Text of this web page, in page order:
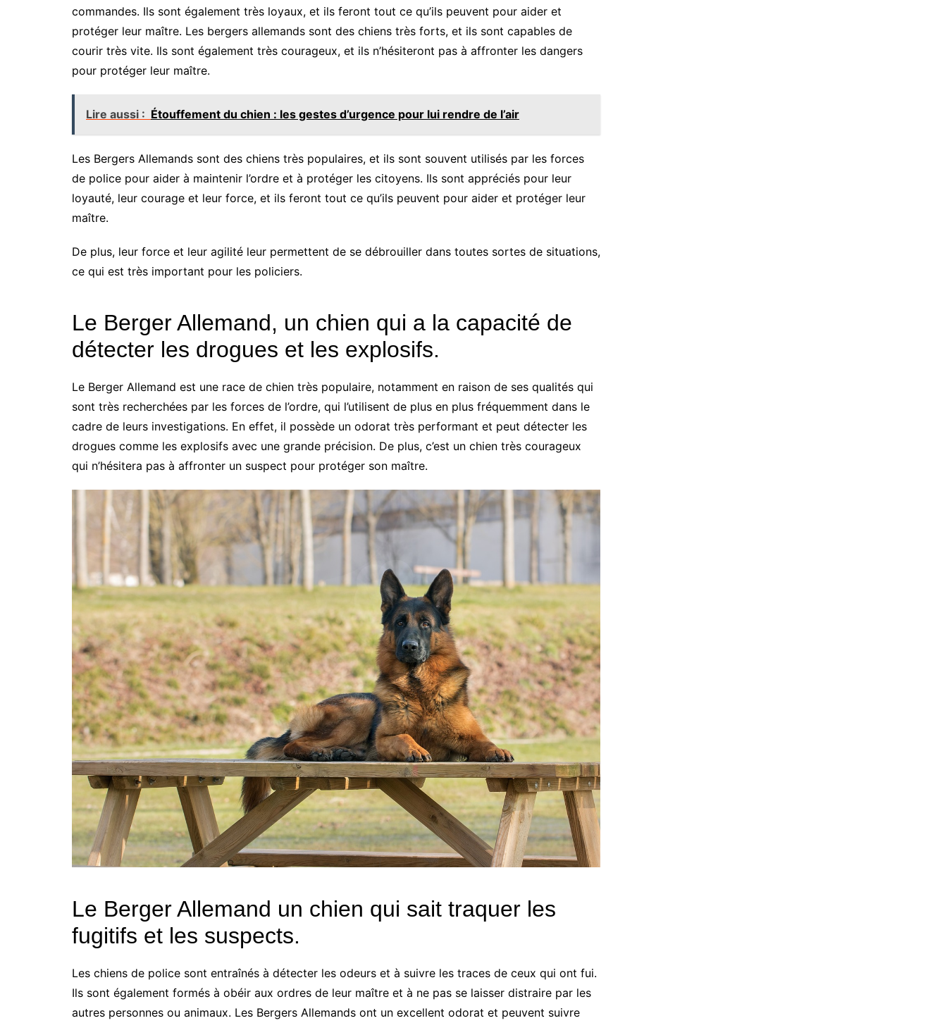
commandes. Ils sont également très loyaux, et ils feront tout ce qu’ils peuvent pour aider et
protéger leur maître. Les bergers allemands sont des chiens très forts, et ils sont capables de
courir très vite. Ils sont également très courageux, et ils n’hésiteront pas à affronter les dangers
pour protéger leur maître.
Lire aussi : Étouffement du chien : les gestes d’urgence pour lui rendre de l’air
Les Bergers Allemands sont des chiens très populaires, et ils sont souvent utilisés par les forces
de police pour aider à maintenir l’ordre et à protéger les citoyens. Ils sont appréciés pour leur
loyauté, leur courage et leur force, et ils feront tout ce qu’ils peuvent pour aider et protéger leur
maître.
De plus, leur force et leur agilité leur permettent de se débrouiller dans toutes sortes de situations,
ce qui est très important pour les policiers.
Le Berger Allemand, un chien qui a la capacité de
détecter les drogues et les explosifs.
Le Berger Allemand est une race de chien très populaire, notamment en raison de ses qualités qui
sont très recherchées par les forces de l’ordre, qui l’utilisent de plus en plus fréquemment dans le
cadre de leurs investigations. En effet, il possède un odorat très performant et peut détecter les
drogues comme les explosifs avec une grande précision. De plus, c’est un chien très courageux
qui n’hésitera pas à affronter un suspect pour protéger son maître.
Le Berger Allemand un chien qui sait traquer les
fugitifs et les suspects.
Les chiens de police sont entraînés à détecter les odeurs et à suivre les traces de ceux qui ont fui.
Ils sont également formés à obéir aux ordres de leur maître et à ne pas se laisser distraire par les
autres personnes ou animaux. Les Bergers Allemands ont un excellent odorat et peuvent suivre